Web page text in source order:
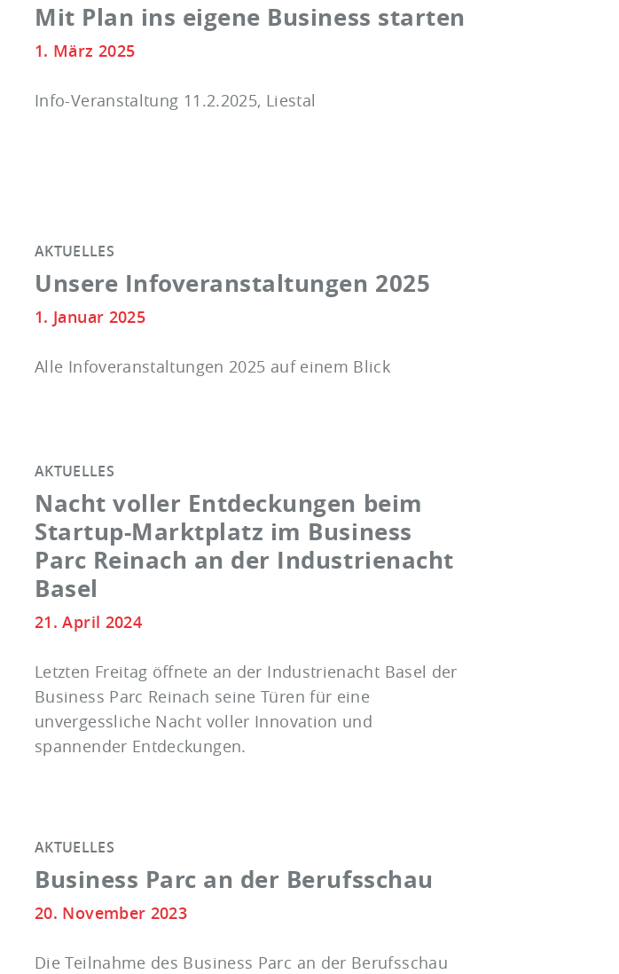
Mit Plan ins eigene Business starten
1. März 2025
Info-Veranstaltung 11.2.2025, Liestal
AKTUELLES
Unsere Infoveranstaltungen 2025
1. Januar 2025
Alle Infoveranstaltungen 2025 auf einem Blick
AKTUELLES
Nacht voller Entdeckungen beim
Startup-Marktplatz im Business
Parc Reinach an der Industrienacht
Basel
21. April 2024
Letzten Freitag öffnete an der Industrienacht Basel der
Business Parc Reinach seine Türen für eine
unvergessliche Nacht voller Innovation und
spannender Entdeckungen.
AKTUELLES
Business Parc an der Berufsschau
20. November 2023
Die Teilnahme des Business Parc an der Berufsschau